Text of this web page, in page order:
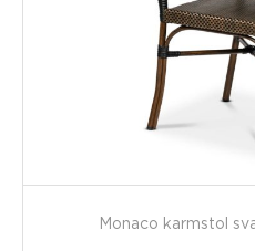
Monaco karmstol